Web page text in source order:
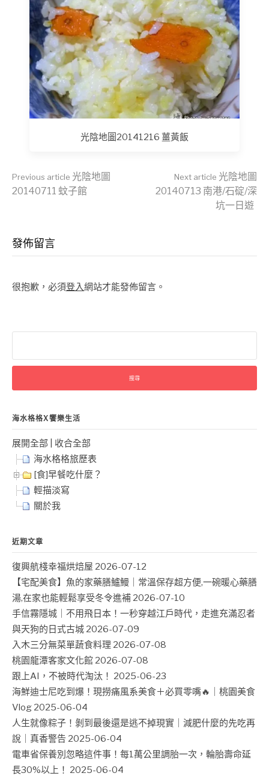
光陰地圖20141216 薑黃飯
Continue
Reading
Previous article 光陰地圖
20140711 蚊子館
Next article 光陰地圖
20140713 南港/石碇/深
坑一日遊
發佈留言
很抱歉，必須登入網站才能發佈留言。
關
字:
海水格格X饗樂生活
展開全部
收合全部
海水格格旅歷表
[食]早餐吃什麼？
輕描淡寫
關於我
近期文章
復興航棧幸福烘焙屋 2026-07-12
【宅配美食】魚的家藥膳鱸鰻｜常溫保存超方便,一碗暖心藥膳
湯,在家也能輕鬆享受冬令進補 2026-07-10
手信霧隱城｜不用飛日本！一秒穿越江戶時代，走進充滿忍者
與天狗的日式古城 2026-07-09
入木三分無菜單蔬食料理 2026-07-08
桃園龍潭客家文化館 2026-07-08
跟上AI，不被時代淘汰！ 2025-06-23
海鮮迪士尼吃到爆！現撈痛風系美食＋必買零嘴🔥｜桃園美食
Vlog 2025-06-04
人生就像粽子！剝到最後還是逃不掉現實｜減肥什麼的先吃再
說｜真香警告 2025-06-04
電車省保養別忽略這件事！每1萬公里調胎一次，輪胎壽命延
長30%以上！ 2025-06-04